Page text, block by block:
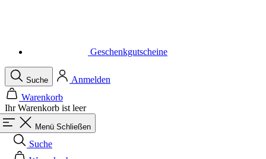
Ihr Warenkorb ist leer
Menü Schließen
Suche
Warenkorb